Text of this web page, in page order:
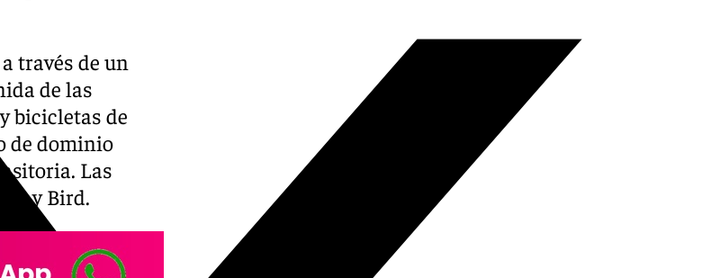
través de un
de las
bicicletas de
de dominio
Las
y Bird.